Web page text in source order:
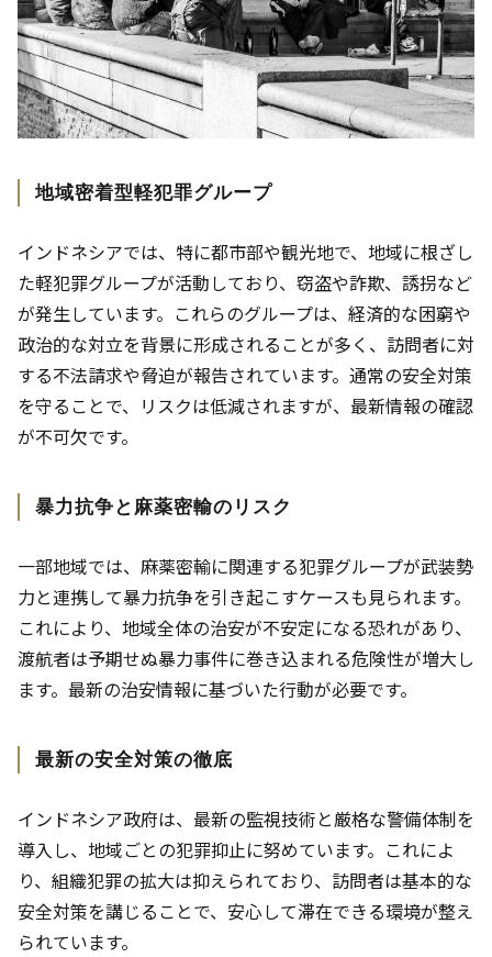
地域密着型軽犯罪グループ
インドネシアでは、特に都市部や観光地で、地域に根ざし
た軽犯罪グループが活動しており、窃盗や詐欺、誘拐など
が発生しています。これらのグループは、経済的な困窮や
政治的な対立を背景に形成されることが多く、訪問者に対
する不法請求や脅迫が報告されています。通常の安全対策
を守ることで、リスクは低減されますが、最新情報の確認
が不可欠です。
暴力抗争と麻薬密輸のリスク
一部地域では、麻薬密輸に関連する犯罪グループが武装勢
力と連携して暴力抗争を引き起こすケースも見られます。
これにより、地域全体の治安が不安定になる恐れがあり、
渡航者は予期せぬ暴力事件に巻き込まれる危険性が増大し
ます。最新の治安情報に基づいた行動が必要です。
最新の安全対策の徹底
インドネシア政府は、最新の監視技術と厳格な警備体制を
導入し、地域ごとの犯罪抑止に努めています。これによ
り、組織犯罪の拡大は抑えられており、訪問者は基本的な
安全対策を講じることで、安心して滞在できる環境が整え
られています。